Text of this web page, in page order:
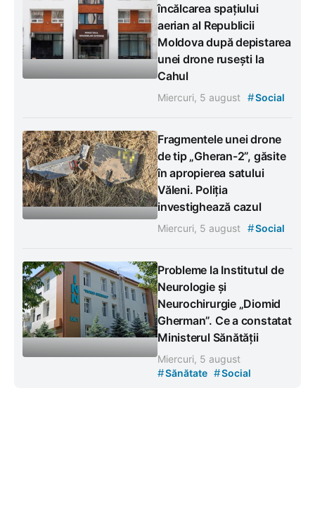
încălcarea spațiului
aerian al Republicii
Moldova după depistarea
unei drone rusești la
Cahul
Miercuri, 5 august #Social
Fragmentele unei drone
de tip „Gheran-2”, găsite
în apropierea satului
Văleni. Poliția
investighează cazul
Miercuri, 5 august #Social
Probleme la Institutul de
Neurologie și
Neurochirurgie „Diomid
Gherman”. Ce a constatat
Ministerul Sănătății
Miercuri, 5 august
#Sănătate #Social